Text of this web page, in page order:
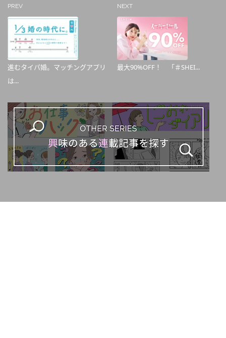
PREV
進むタイパ婚。マッチングアプリ
は...
NEXT
最大90%OFF！ 「＃SHEI...